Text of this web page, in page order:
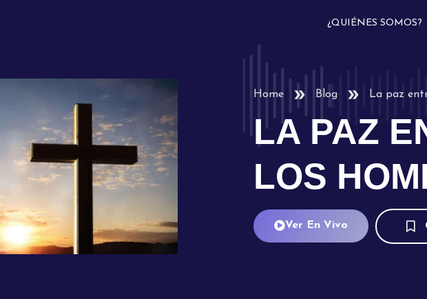
¿QUIÉNES SOMOS?
Home Blog La paz
LA PAZ
LOS
Ver En Vivo